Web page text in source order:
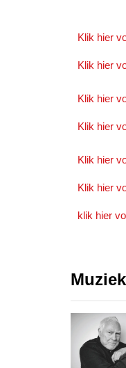
Klik hier
Klik hier
Klik hier
Klik hier
Klik hier
Klik hier
klik hier